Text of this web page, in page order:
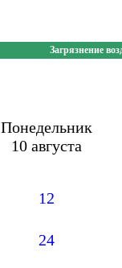
Загрязнение
Понедельник
10 августа
12
24